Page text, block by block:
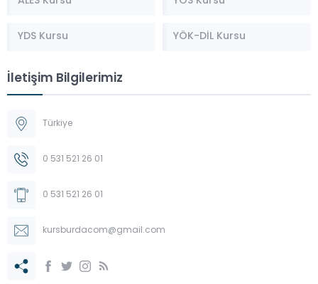
YDS Kursu YÖK-DİL Kursu
İletişim Bilgilerimiz
Türkiye
0 531 521 26 01
0 531 521 26 01
kursburdacom@gmail.com